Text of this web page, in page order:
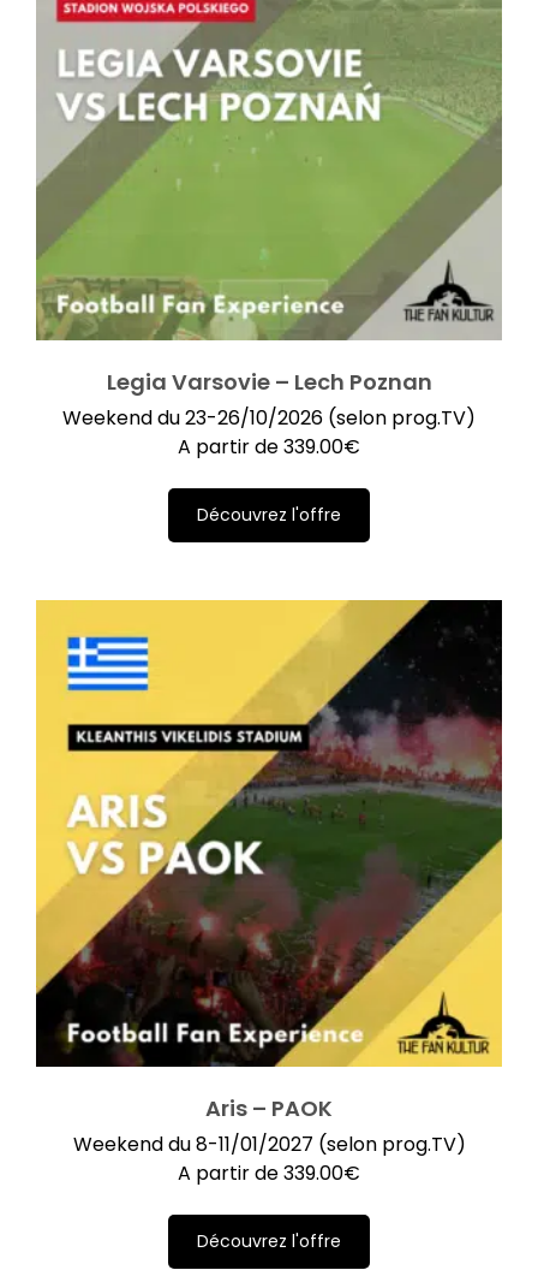
Legia Varsovie – Lech Poznan
Weekend du 23-26/10/2026 (selon prog.TV)
A partir de339.00€
Découvrez l'offre
Aris – PAOK
Weekend du 8-11/01/2027 (selon prog.TV)
A partir de339.00€
Découvrez l'offre